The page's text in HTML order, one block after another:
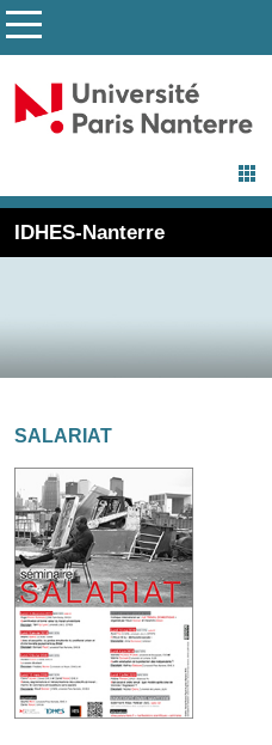
IDHES-Nanterre
SALARIAT